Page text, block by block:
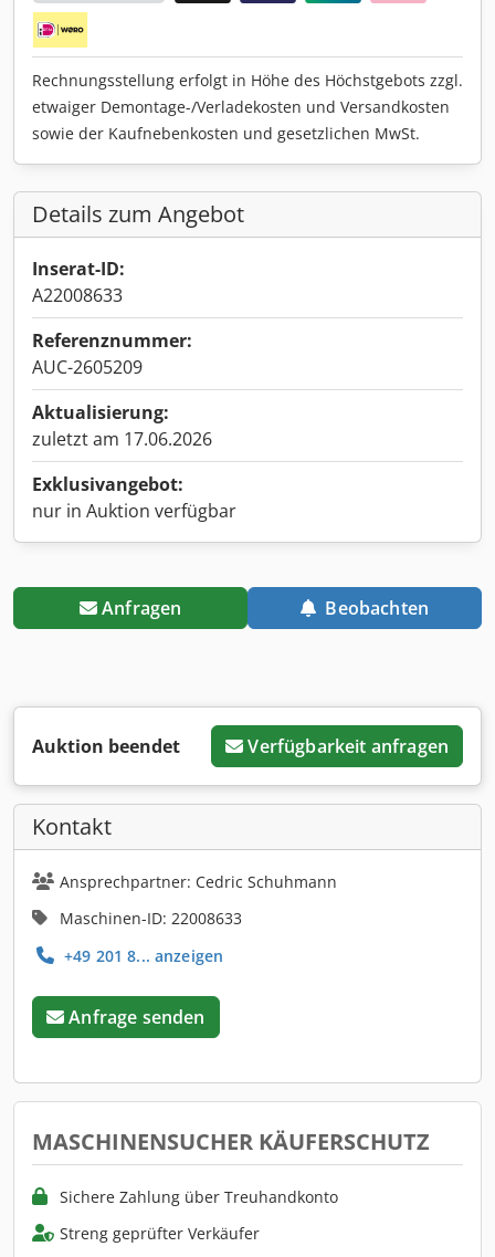
Rechnungsstellung erfolgt in Höhe des Höchstgebots zzgl.
etwaiger Demontage-/Verladekosten und Versandkosten
sowie der Kaufnebenkosten und gesetzlichen MwSt.
Details zum Angebot
Inserat-ID:
A22008633
Referenznummer:
AUC-2605209
Aktualisierung:
zuletzt am 17.06.2026
Exklusivangebot:
nur in Auktion verfügbar
Anfragen Beobachten
Auktion beendet Verfügbarkeit anfragen
Kontakt
Ansprechpartner: Cedric Schuhmann
Maschinen-ID: 22008633
+49 201 8... anzeigen
Anfrage senden
MASCHINENSUCHER KÄUFERSCHUTZ
Sichere Zahlung über Treuhandkonto
Streng geprüfter Verkäufer